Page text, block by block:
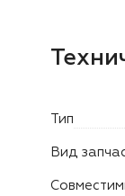
Тип
Вид